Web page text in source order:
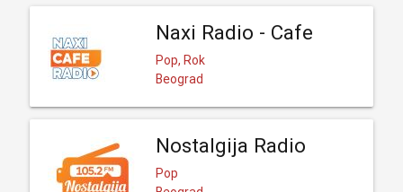
Naxi Radio - Cafe
Pop, Rok
Beograd
Nostalgija Radio
Pop